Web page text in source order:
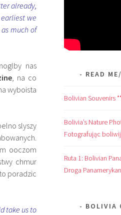
already,
we
much of
nas
, na co
wyboista
slyszy
ooczom
chmur
poradzic
take us to
READ
Bolivian Souvenirs
Bolivia’s Nature
Fotografując
Ruta 1: Bolivian
Droga
BOLIVIA